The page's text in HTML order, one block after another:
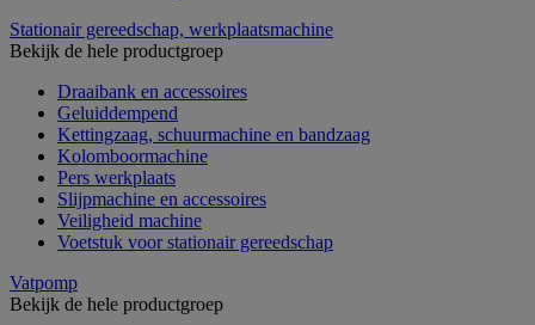
Stationair gereedschap, werkplaatsmachine
Bekijk de hele productgroep
Draaibank en accessoires
Geluiddempend
Kettingzaag, schuurmachine en bandzaag
Kolomboormachine
Pers werkplaats
Slijpmachine en accessoires
Veiligheid machine
Voetstuk voor stationair gereedschap
Vatpomp
Bekijk de hele productgroep